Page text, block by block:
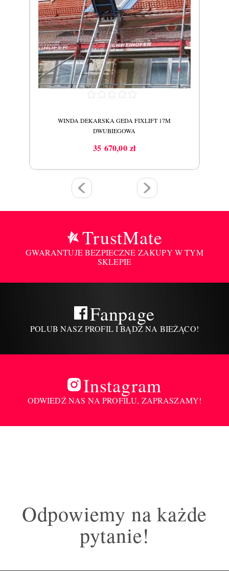
WINDA DEKARSKA GEDA FIXLIFT 17M
DWUBIEGOWA
Cena
35 670,00 zł
TrustMate
GWARANTUJE BEZPIECZNE ZAKUPY W TYM
SKLEPIE
Fanpage
POLUB NASZ PROFIL I BĄDŹ NA BIEŻĄCO!
Instagram
ODWIEDŹ NAS NA PROFILU, ZAPRASZAMY!
Odpowiemy na każde
pytanie!